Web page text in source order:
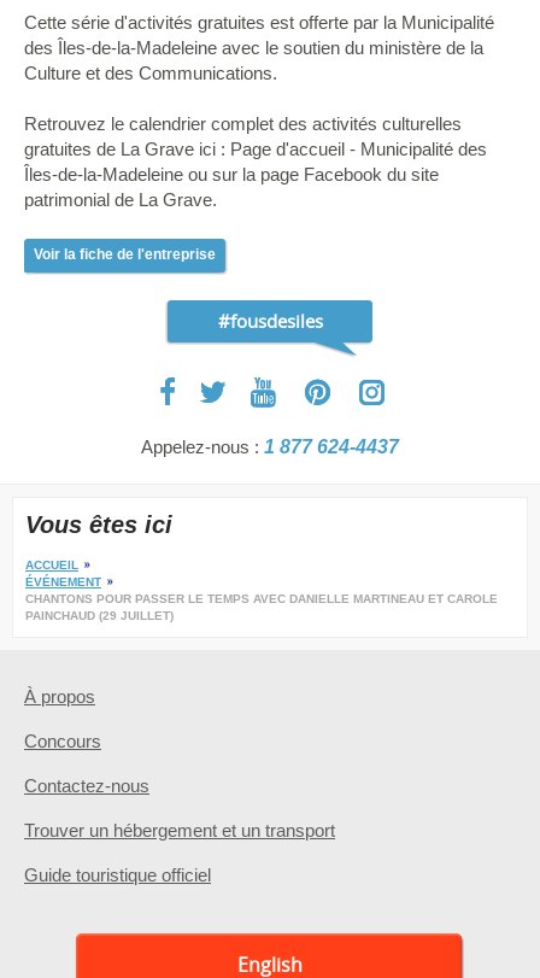
Cette série d'activités gratuites est offerte par la Municipalité
des Îles-de-la-Madeleine avec le soutien du ministère de la
Culture et des Communications.
Retrouvez le calendrier complet des activités culturelles
gratuites de La Grave ici : Page d'accueil - Municipalité des
Îles-de-la-Madeleine ou sur la page Facebook du site
patrimonial de La Grave.
Voir la fiche de l'entreprise
#fousdesiles
Appelez-nous : 1 877 624-4437
Vous êtes ici
ACCUEIL
ÉVÉNEMENT
CHANTONS POUR PASSER LE TEMPS AVEC DANIELLE MARTINEAU ET CAROLE
PAINCHAUD (29 JUILLET)
À propos
Concours
Contactez-nous
Trouver un hébergement et un transport
Guide touristique officiel
English